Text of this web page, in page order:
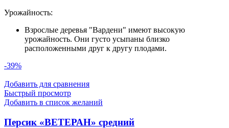
Урожайность:
Взрослые деревья "Вардени" имеют высокую
урожайность. Они густо усыпаны близко
расположенными друг к другу плодами.
-39%
Добавить для сравнения
Быстрый просмотр
Добавить в список желаний
Персик «ВЕТЕРАН» средний